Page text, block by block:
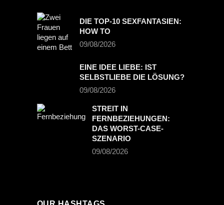
DIE TOP-10 SEXFANTASIEN:
HOW TO
09/08/2026
EINE IDEE LIEBE: IST
SELBSTLIEBE DIE LÖSUNG?
09/08/2026
STREIT IN
FERNBEZIEHUNGEN:
DAS WORST-CASE-
SZENARIO
09/08/2026